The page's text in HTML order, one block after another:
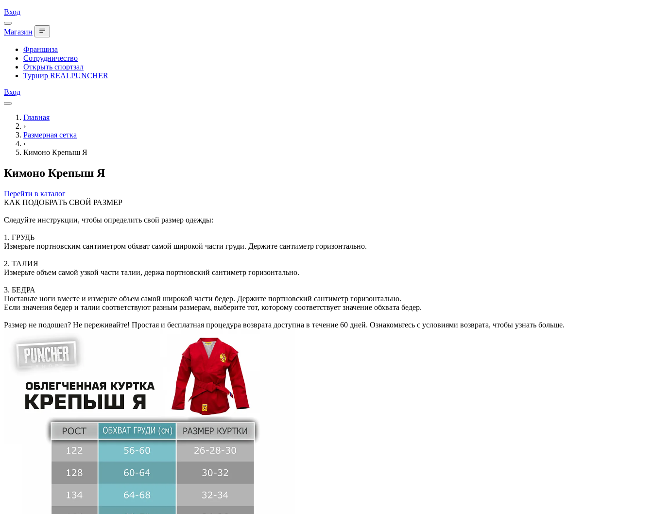
Вход
Магазин
Франшиза
Сотрудничество
Открыть спортзал
Турнир REALPUNCHER
Вход
Главная
›
Размерная сетка
›
Кимоно Крепыш Я
Кимоно Крепыш Я
Перейти в каталог
КАК ПОДОБРАТЬ СВОЙ РАЗМЕР
Следуйте инструкции, чтобы определить свой размер одежды:
1. ГРУДЬ
Измерьте портновским сантиметром обхват самой широкой части груди. Держите сантиметр горизонтально.
2. ТАЛИЯ
Измерьте объем самой узкой части талии, держа портновский сантиметр горизонтально.
3. БЕДРА
Поставьте ноги вместе и измерьте объем самой широкой части бедер. Держите портновский сантиметр горизонтально.
Если значения бедер и талии соответствуют разным размерам, выберите тот, которому соответствует значение обхвата бедер.
Размер не подошел? Не переживайте! Простая и бесплатная процедура возврата доступна в течение 60 дней. Ознакомьтесь с условиями возврата, чтобы узнать больше.